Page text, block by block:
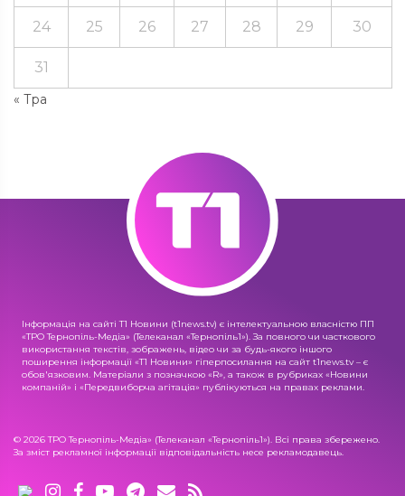
« Тра
24 25 26 27 28 29 30
31
Інформація на сайті Т1 Новини (t1news.tv) є інтелектуальною власністю ПП
«ТРО Тернопіль-Медіа» (Телеканал «Тернопіль1»). За повного чи часткового
використання текстів, зображень, відео чи за будь-якого іншого
поширення інформації «Т1 Новини» гіперпосилання на сайт t1news.tv – є
обов'язковим. Матеріали з позначкою «R», а також в рубриках «Новини
компаній» і «Передвиборча агітація» публікуються на правах реклами.
© 2026 ТРО Тернопіль-Медіа» (Телеканал «Тернопіль1»). Всі права збережено.
За зміст рекламної інформації відповідальність несе рекламодавець.